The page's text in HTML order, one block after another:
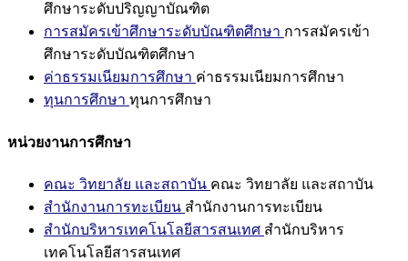
ศึกษาระดับปริญญาบัณฑิต
การสมัครเข้าศึกษาระดับบัณฑิตศึกษา การสมัครเข้า
ศึกษาระดับบัณฑิตศึกษา
ค่าธรรมเนียมการศึกษา ค่าธรรมเนียมการศึกษา
ทุนการศึกษา ทุนการศึกษา
หน่วยงานการศึกษา
คณะ วิทยาลัย และสถาบัน คณะ วิทยาลัย และสถาบัน
สำนักงานการทะเบียน สำนักงานการทะเบียน
สำนักบริหารเทคโนโลยีสารสนเทศ สำนักบริหาร
เทคโนโลยีสารสนเทศ